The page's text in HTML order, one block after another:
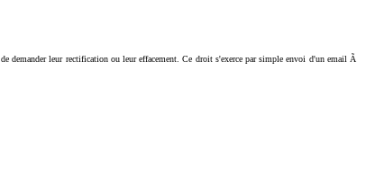
leur rectification ou leur effacement. Ce droit s'exerce par simple envoi d'un email Ã